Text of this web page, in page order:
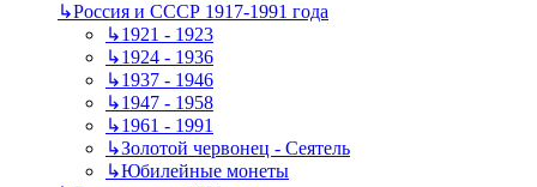
↳Россия и СССР 1917-1991 года
↳1921 - 1923
↳1924 - 1936
↳1937 - 1946
↳1947 - 1958
↳1961 - 1991
↳Золотой червонец - Сеятель
↳Юбилейные монеты